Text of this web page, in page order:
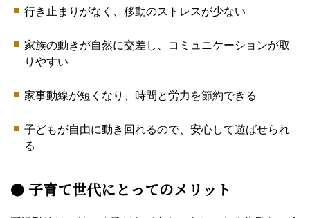
行き止まりがなく、移動のストレスが少ない
家族の動きが自然に交差し、コミュニケーションが取
りやすい
家事動線が短くなり、時間と労力を節約できる
子どもが自由に動き回れるので、安心して遊ばせられ
る
● 子育て世代にとってのメリット